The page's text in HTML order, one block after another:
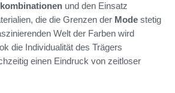
und den Einsatz
die die Grenzen der Mode stetig
Welt der Farben wird
die Individualität des Trägers
einen Eindruck von zeitloser